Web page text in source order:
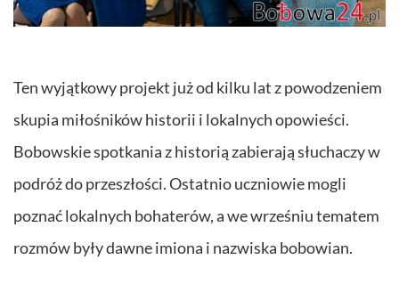
Ten wyjątkowy projekt już od kilku lat z powodzeniem
skupia miłośników historii i lokalnych opowieści.
Bobowskie spotkania z historią zabierają słuchaczy w
podróż do przeszłości. Ostatnio uczniowie mogli
poznać lokalnych bohaterów, a we wrześniu tematem
rozmów były dawne imiona i nazwiska bobowian.